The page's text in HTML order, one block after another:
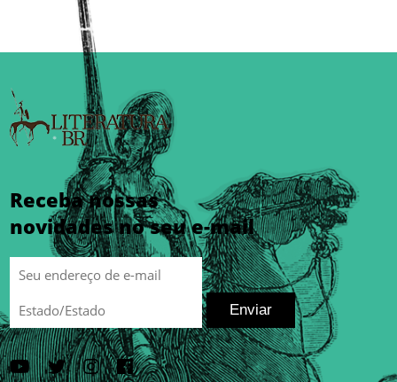
Receba nossas
novidades no seu e-mail
Enviar